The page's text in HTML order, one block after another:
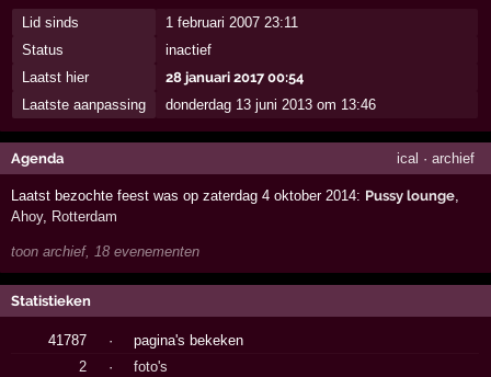
Lid sinds
1 februari 2007 23:11
Status
inactief
Laatst hier
28 januari 2017 00:54
Laatste aanpassing
donderdag 13 juni 2013 om 13:46
Agenda ical · archief
Laatst bezochte feest was op zaterdag 4 oktober 2014: Pussy lounge,
Ahoy, Rotterdam
toon archief, 18 evenementen
Statistieken
41787 ·
pagina's bekeken
2
·
foto's